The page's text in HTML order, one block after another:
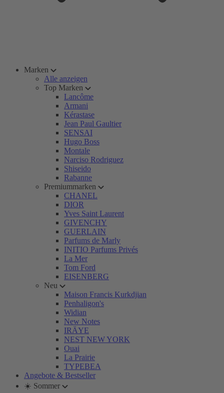
Marken
Alle anzeigen
Top Marken
Lancôme
Armani
Kérastase
Jean Paul Gaultier
SENSAI
Hugo Boss
Montale
Narciso Rodriguez
Shiseido
Rabanne
Premiummarken
CHANEL
DIOR
Yves Saint Laurent
GIVENCHY
GUERLAIN
Parfums de Marly
INITIO Parfums Privés
La Mer
Tom Ford
EISENBERG
Neu
Maison Francis Kurkdjian
Penhaligon's
Widian
New Notes
IRÄYE
NEST NEW YORK
Ouai
La Prairie
TYPEBEA
Angebote & Bestseller
☀️ Sommer